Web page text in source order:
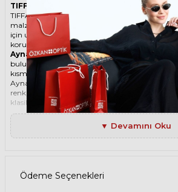
TIFFANY 3111 62266G 58 Gun Metal
TIFFANY ikonik Köşeli Metal güneş gözlüğü,
malzemesi ile göz alıcı bir aksesuar. Hem
için uygun olan bu güneş gözlüğü, güneşin
korunmanızı sağlarken, stilinizi de yansıtır.
Aynalı güneş gözlüğü, lenslerin dış
bulunan güneş gözlüğüdür. Bu kaplama, güneş
kısmını geri yansıtarak gözleri korur ve
Aynalı güneş gözlükleri, hem erkekler hem de
renk, şekil ve tasarımlarda üretilir. Aynalı güneş
klasik, retro veya modern bir görünüm
gözlükleri, aynı zamanda şık ve ilgi çekici bir
kullanılabilir.
Ürün Faydaları
• TIFFANY 3111 62266G 58 Gun Metal Unisex
sağlar.
• TIFFANY 3111 62266G 58 Unisex Gun Metal
▼ Devamını Oku
Ödeme Seçenekleri